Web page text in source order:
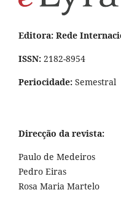
Editora: Rede
ISSN: 2182-8954
Periocidade: Semestral
Direcção da revista:
Paulo de Medeiros
Pedro Eiras
Rosa Maria Martelo